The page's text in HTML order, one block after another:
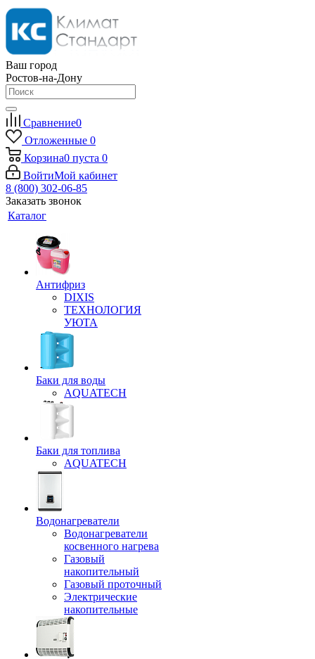
Ваш город
Ростов-на-Дону
Сравнение0
Отложенные 0
Корзина0 пуста 0
ВойтиМой кабинет
8 (800) 302-06-85
Заказать звонок
Каталог
Антифриз
DIXIS
ТЕХНОЛОГИЯ
УЮТА
Баки для воды
AQUATECH
Баки для топлива
AQUATECH
Водонагреватели
Водонагреватели
косвенного нагрева
Газовый
накопительный
Газовый проточный
Электрические
накопительные